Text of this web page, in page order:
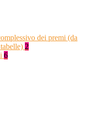
dei premi (da
2
6